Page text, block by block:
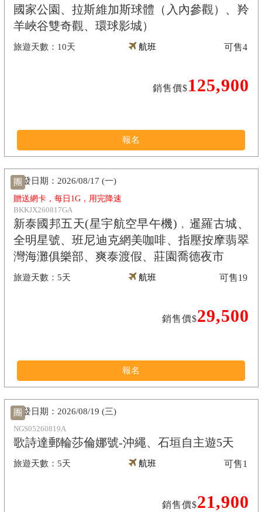
國家公園、拉斯維加斯球體（入內參觀）、羚
羊峽谷雙奇觀、環球影城）
10天 航班
銷售價$125,900
可售4
報名
團
贈送網卡，每日1G，用完降速
BKKJX260817GA
新泰國邦五天(星宇航空早午機)﹐暹羅古城、
全明星號、班尼迪克網美咖啡、指壓按摩翡翠
灣海灘俱樂部、爽泰渡假、莊園喬德夜市
5天
2026/08/17 (一)
航班
銷售價$29,500
可售19
報名
團
NGS05260819A
歌詩達郵輪莎倫娜號-沖繩、石垣自主遊5天
5天
2026/08/19 (三)
航班
銷售價$21,900
可售1